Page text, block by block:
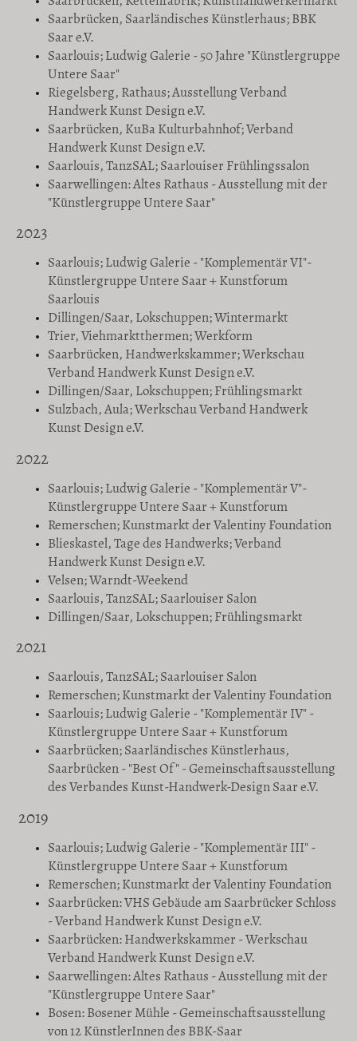
Saarbrücken, Saarländisches Künstlerhaus; BBK
Saar e.V.
Saarlouis; Ludwig Galerie - 50 Jahre "Künstlergruppe
Untere Saar"
Riegelsberg, Rathaus; Ausstellung Verband
Handwerk Kunst Design e.V.
Saarbrücken, KuBa Kulturbahnhof; Verband
Handwerk Kunst Design e.V.
Saarlouis, TanzSAL; Saarlouiser Frühlingssalon
Saarwellingen: Altes Rathaus - Ausstellung mit der
"Künstlergruppe Untere Saar"
2023
Saarlouis; Ludwig Galerie - "Komplementär VI"-
Künstlergruppe Untere Saar + Kunstforum
Saarlouis
Dillingen/Saar, Lokschuppen; Wintermarkt
Trier, Viehmarktthermen; Werkform
Saarbrücken, Handwerkskammer; Werkschau
Verband Handwerk Kunst Design e.V.
Dillingen/Saar, Lokschuppen; Frühlingsmarkt
Sulzbach, Aula; Werkschau Verband Handwerk
Kunst Design e.V.
2022
Saarlouis; Ludwig Galerie - "Komplementär V"-
Künstlergruppe Untere Saar + Kunstforum
Remerschen; Kunstmarkt der Valentiny Foundation
Blieskastel, Tage des Handwerks; Verband
Handwerk Kunst Design e.V.
Velsen; Warndt-Weekend
Saarlouis, TanzSAL; Saarlouiser Salon
Dillingen/Saar, Lokschuppen; Frühlingsmarkt
2021
Saarlouis, TanzSAL; Saarlouiser Salon
Remerschen; Kunstmarkt der Valentiny Foundation
Saarlouis; Ludwig Galerie - "Komplementär IV" -
Künstlergruppe Untere Saar + Kunstforum
Saarbrücken; Saarländisches Künstlerhaus,
Saarbrücken - "Best Of" - Gemeinschaftsausstellung
des Verbandes Kunst-Handwerk-Design Saar e.V.
2019
Saarlouis; Ludwig Galerie - "Komplementär III" -
Künstlergruppe Untere Saar + Kunstforum
Remerschen; Kunstmarkt der Valentiny Foundation
Saarbrücken: VHS Gebäude am Saarbrücker Schloss
- Verband Handwerk Kunst Design e.V.
Saarbrücken: Handwerkskammer - Werkschau
Verband Handwerk Kunst Design e.V.
Saarwellingen: Altes Rathaus - Ausstellung mit der
"Künstlergruppe Untere Saar"
Bosen: Bosener Mühle - Gemeinschaftsausstellung
von 12 KünstlerInnen des BBK-Saar